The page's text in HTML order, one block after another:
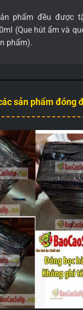
Segura là dòng cốc
chắc chắn, thiết
Lớp vỏ ABS dầy
làm bằng silicon y
thiết kế 5D với
hệ âm đạo cực kỳ
phẩm đều được
(Que hút ẩm và
phẩm).
sản phẩm đóng